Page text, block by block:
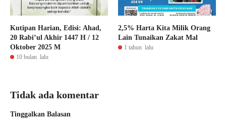
Kutipan Harian, Edisi: Ahad,
20 Rabi’ul Akhir 1447 H / 12
Oktober 2025 M
10 bulan lalu
2,5% Harta Kita Milik Orang
Lain Tunaikan Zakat Mal
1 tahun lalu
Tidak ada komentar
Tinggalkan Balasan